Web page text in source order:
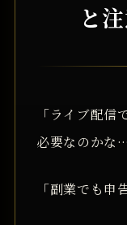
と
「ライブ配
必要なのかな…
「副業でも申